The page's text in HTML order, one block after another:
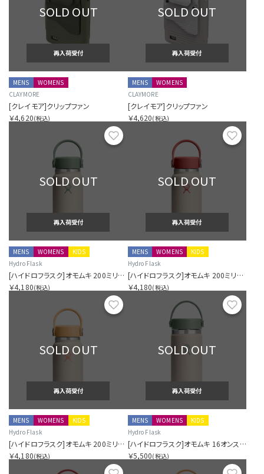
SOLD OUT
再入荷受付
MENS
WOMENS
CLAYMORE
[クレイモア]クリップファン
￥4,620(税込)
SOLD OUT
再入荷受付
MENS
WOMENS
CLAYMORE
[クレイモア]クリップファン
￥4,620(税込)
お気に入り
SOLD OUT
再入荷受付
MENS WOMENS
KIDS
Hydro Flask
[ハイドロフラスク]オモムキ 200ミリリットル マイクロ ハイドロ マッチャ
￥4,180(税込)
SOLD OUT
再入荷受付
MENS WOMENS
KIDS
Hydro Flask
[ハイドロフラスク]オモムキ 200ミリリットル マイクロ ハイドロ アカネ
￥4,180(税込)
お気に入り
SOLD OUT
再入荷受付
MENS WOMENS
KIDS
Hydro Flask
[ハイドロフラスク]オモムキ 200ミリリットル マイクロ ハイドロ カラシ
￥4,180(税込)
SOLD OUT
再入荷受付
MENS WOMENS
KIDS
Hydro Flask
[ハイドロフラスク]オモムキ 16オンス ワイド マウス マッチャ
￥5,500(税込)